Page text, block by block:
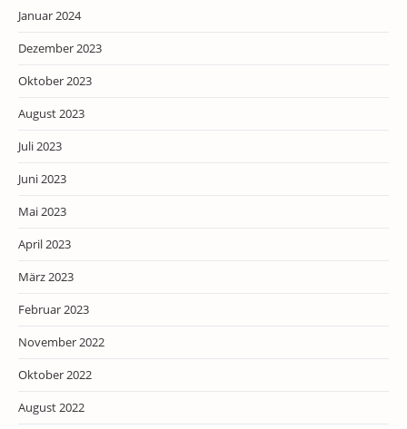
Januar 2024
Dezember 2023
Oktober 2023
August 2023
Juli 2023
Juni 2023
Mai 2023
April 2023
März 2023
Februar 2023
November 2022
Oktober 2022
August 2022